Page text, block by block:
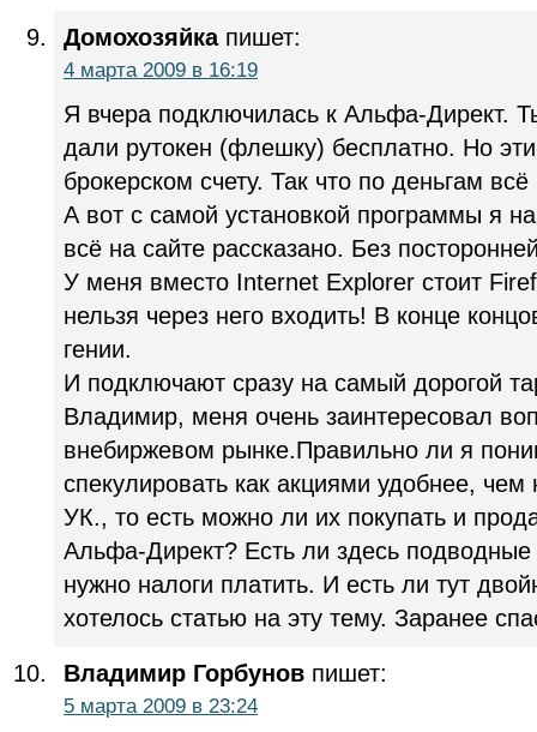
Домохозяйкапишет:
4 марта 2009 в 16:19
Я вчера подключилась к Альфа-Директ.
дали рутокен (флешку) бесплатно. Но
брокерском счету. Так что по деньгам
А вот с самой установкой программы я
всё на сайте рассказано. Без
У меня вместо Internet Explorer стоит
нельзя через него входить! В конце
гении.
И подключают сразу на самый дорогой
Владимир, меня очень заинтересовал
внебиржевом рынке.Правильно ли я
спекулировать как акциями удобнее, чем
УК., то есть можно ли их покупать и
Альфа-Директ? Есть ли здесь
нужно налоги платить. И есть ли тут
хотелось статью на эту тему. Заранее
Владимир Горбунов пишет:
5 марта 2009 в 23:24